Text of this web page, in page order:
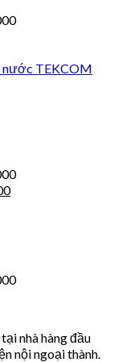
nước TEKCOM
nhà hàng đầu
nội ngoại thành.